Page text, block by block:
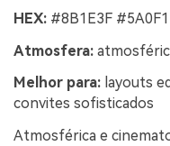
HEX: #8B1E3F
Atmosfera:
Melhor para: layouts
convites sofisticados
Atmosférica e